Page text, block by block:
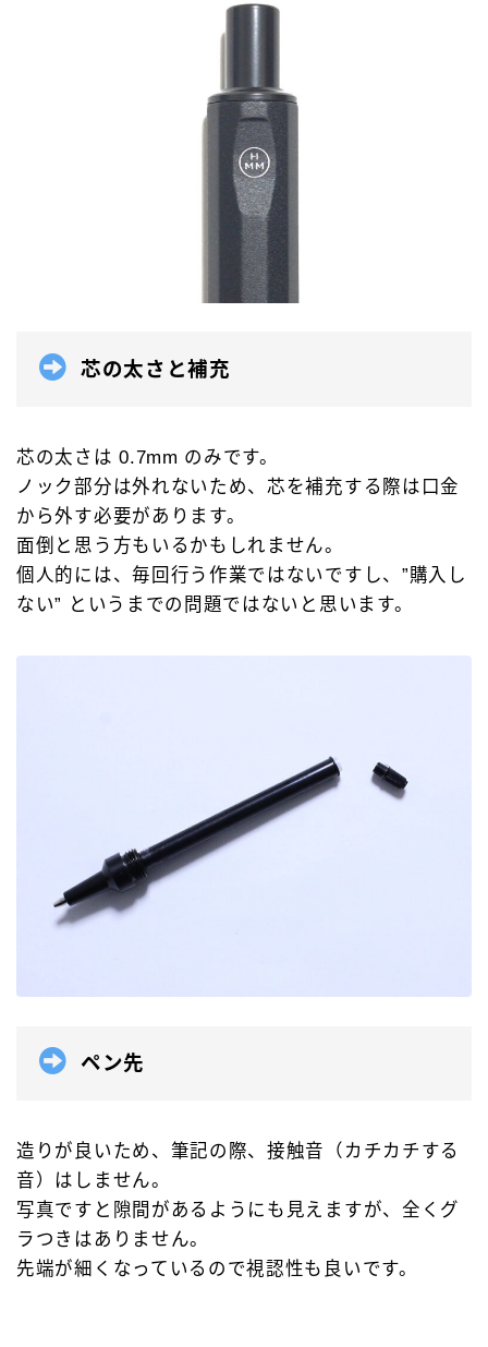
芯の太さと補充
芯の太さは 0.7mm のみです。
ノック部分は外れないため、芯を補充する際は口金
から外す必要があります。
面倒と思う方もいるかもしれません。
個人的には、毎回行う作業ではないですし、”購入し
ない” というまでの問題ではないと思います。
ペン先
造りが良いため、筆記の際、接触音（カチカチする
音）はしません。
写真ですと隙間があるようにも見えますが、全くグ
ラつきはありません。
先端が細くなっているので視認性も良いです。